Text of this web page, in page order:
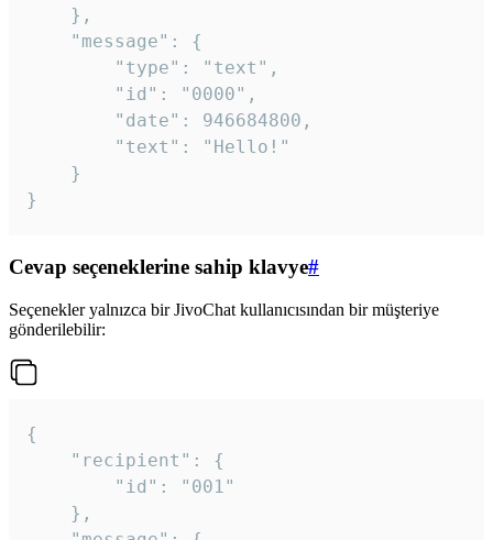
}
Cevap seçeneklerine sahip klavye#
Seçenekler yalnızca bir JivoChat kullanıcısından bir müşteriye
gönderilebilir:
{